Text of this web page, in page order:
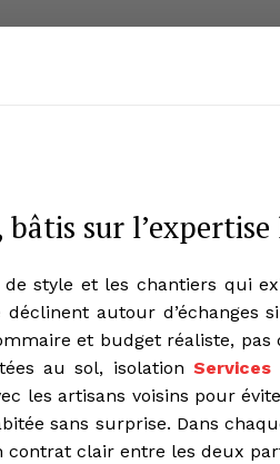
sur l’expertise
style et les chantiers qui
déclinent autour d’échanges
et budget réaliste, pas
au sol, isolation
les artisans voisins pour
sans surprise. Dans
clair entre les deux